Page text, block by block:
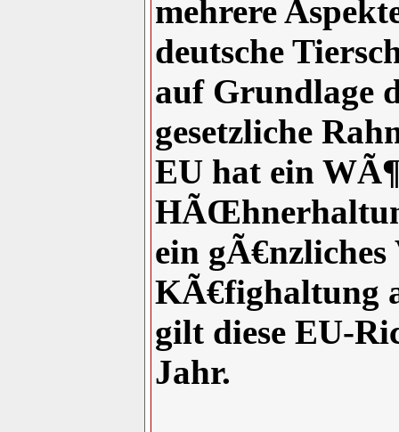
mehrere
deutsche
auf Grundlage
gesetzliche
EU hat ein
ein
KÃ€fighaltung
gilt diese EU-
Jahr.